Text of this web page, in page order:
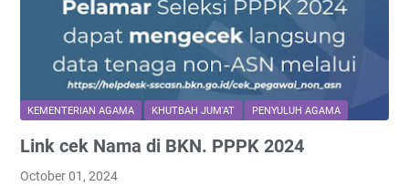
i
n
g
d
a
U
A
K
E
C
A
M
KEMENTERIAN AGAMA KHUTBAH JUM'AT PENYULUH AGAMA
Link cek Nama di BKN. PPPK 2024
October 01, 2024